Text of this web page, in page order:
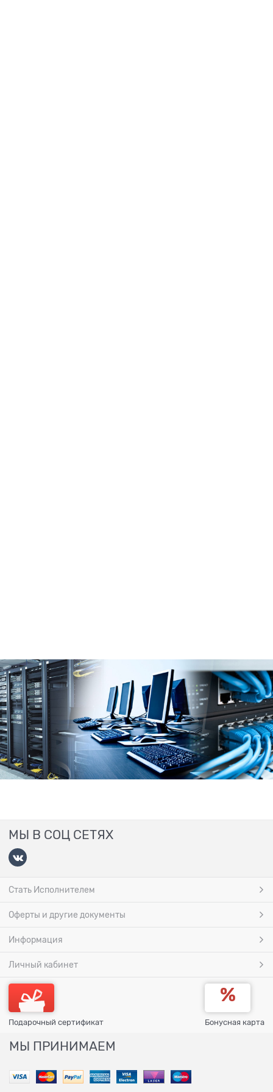
МЫ В СОЦ СЕТЯХ
Стать Исполнителем
Оферты и другие документы
Информация
Личный кабинет
Подарочный сертификат Бонусная карта
МЫ ПРИНИМАЕМ